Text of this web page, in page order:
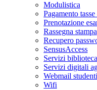
Modulistica
Pagamento
Prenotazione
Rassegna stampa
Recupero
SensusAccess
Servizi
Servizi digitali
Webmail
Wifi